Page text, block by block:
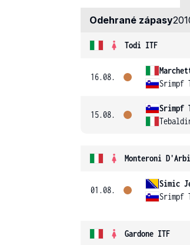
Odehrané zápasy
Todi ITF
16.08.
Srimpf
15.08.
Srimpf
Monteroni
01.08.
Simic
Srimpf
Gardone ITF